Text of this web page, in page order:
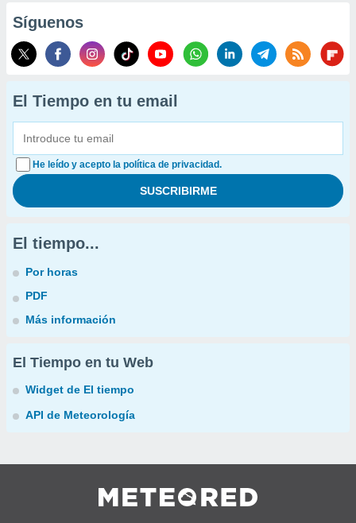
Síguenos
El Tiempo en tu email
He leído y acepto la política de privacidad.
El tiempo...
Por horas
PDF
Más información
El Tiempo en tu Web
Widget de El tiempo
API de Meteorología